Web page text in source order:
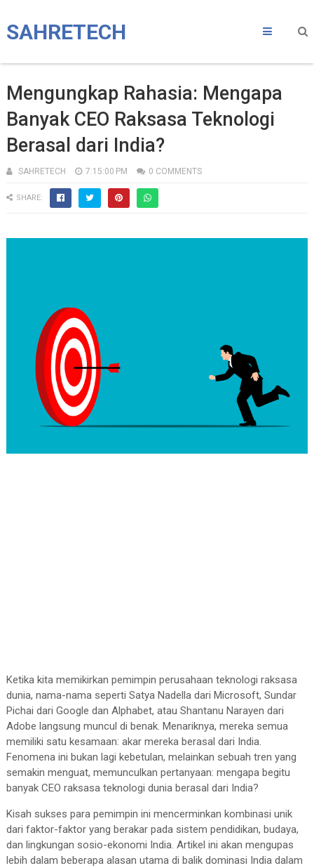
SAHRETECH
Mengungkap Rahasia: Mengapa
Banyak CEO Raksasa Teknologi
Berasal dari India?
SAHRETECH 7:15:00 PM 0 COMMENTS
SHARE:
Ketika kita memikirkan pemimpin perusahaan teknologi raksasa
dunia, nama-nama seperti Satya Nadella dari Microsoft, Sundar
Pichai dari Google dan Alphabet, atau Shantanu Narayen dari
Adobe langsung muncul di benak. Menariknya, mereka semua
memiliki satu kesamaan: akar mereka berasal dari India.
Fenomena ini bukan lagi kebetulan, melainkan sebuah tren yang
semakin menguat, memunculkan pertanyaan: mengapa begitu
banyak CEO raksasa teknologi dunia berasal dari India?
Kisah sukses para pemimpin ini mencerminkan kombinasi unik
dari faktor-faktor yang berakar pada sistem pendidikan, budaya,
dan lingkungan sosio-ekonomi India. Artikel ini akan mengupas
lebih dalam beberapa alasan utama di balik dominasi India dalam